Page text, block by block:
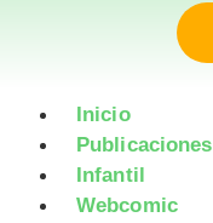
Inicio
Publicaciones
Infantil
Webcomic